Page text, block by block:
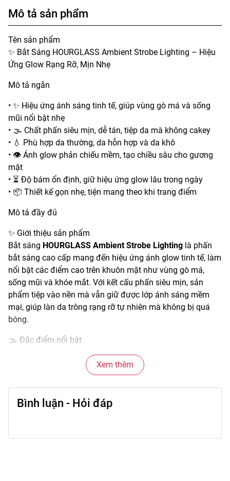
Mô tả sản phẩm
Tên sản phẩm
✨ Bắt Sáng HOURGLASS Ambient Strobe Lighting – Hiệu
Ứng Glow Rạng Rỡ, Mịn Nhẹ
Mô tả ngắn
• ✨ Hiệu ứng ánh sáng tinh tế, giúp vùng gò má và sống
mũi nổi bật nhẹ
• 🌫️ Chất phấn siêu mịn, dễ tán, tiệp da mà không cakey
• 💧 Phù hợp da thường, da hỗn hợp và da khô
• 👁️ Ánh glow phản chiếu mềm, tạo chiều sâu cho gương
mặt
• ⏳ Độ bám ổn định, giữ hiệu ứng glow lâu trong ngày
• 📦 Thiết kế gọn nhẹ, tiện mang theo khi trang điểm
Mô tả đầy đủ
✨ Giới thiệu sản phẩm
Bắt sáng HOURGLASS Ambient Strobe Lighting là phấn
bắt sáng cao cấp mang đến hiệu ứng ánh glow tinh tế, làm
nổi bật các điểm cao trên khuôn mặt như vùng gò má,
sống mũi và khóe mắt. Với kết cấu phấn siêu mịn, sản
phẩm tiệp vào nền mà vẫn giữ được lớp ánh sáng mềm
mại, giúp làn da trông rạng rỡ tự nhiên mà không bị quá
bóng.
🌫️ Đặc điểm nổi bật
• Chất phấn mịn như nhung, tán đều trên da mà không gây
• Hiệu ứng ánh sáng phản chiếu mềm, tạo glow tự nhiên và
tinh tế.
• Phù hợp với nhiều tone da và phong cách trang điểm.
makeup.
Xem thêm
Bình luận - Hỏi đáp